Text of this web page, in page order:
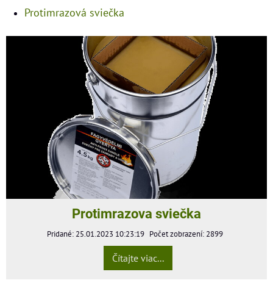
Protimrazová sviečka
Protimrazova sviečka
Pridané: 25.01.2023 10:23:19 Počet zobrazení: 2899
Čítajte viac...